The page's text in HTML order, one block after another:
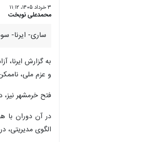
۳ خرداد ۱۴۰۵، ۱۱:۱۲
محمدعلی نوبخت
ساری- ایرنا-
و عزم ملی،
فتح خرمشهر
در آن دوران با
الگوی مدیریتی،